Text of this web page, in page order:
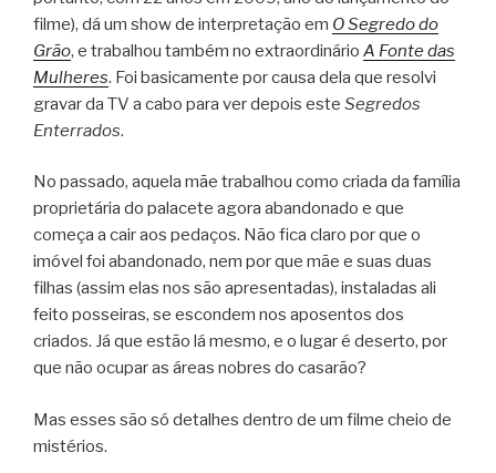
filme), dá um show de interpretação em O Segredo do
Grão, e trabalhou também no extraordinário A Fonte das
Mulheres. Foi basicamente por causa dela que resolvi
gravar da TV a cabo para ver depois este Segredos
Enterrados.
No passado, aquela mãe trabalhou como criada da família
proprietária do palacete agora abandonado e que
começa a cair aos pedaços. Não fica claro por que o
imóvel foi abandonado, nem por que mãe e suas duas
filhas (assim elas nos são apresentadas), instaladas ali
feito posseiras, se escondem nos aposentos dos
criados. Já que estão lá mesmo, e o lugar é deserto, por
que não ocupar as áreas nobres do casarão?
Mas esses são só detalhes dentro de um filme cheio de
mistérios.